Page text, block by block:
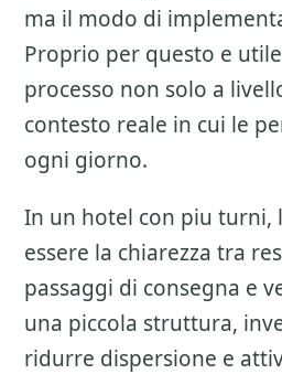
ma il modo di
Proprio per questo e
processo non solo a
contesto reale in cui le
ogni giorno.
In un hotel con piu turni,
essere la chiarezza tra
passaggi di consegna e
una piccola struttura,
ridurre dispersione e